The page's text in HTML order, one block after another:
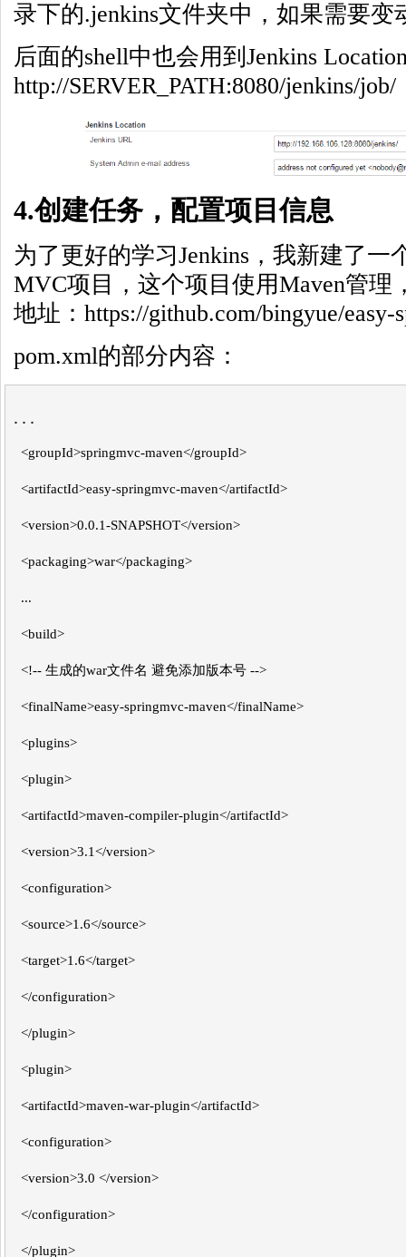
录下的.jenkins文件夹中，如果需要变
后面的shell中也会用到Jenkins
http://SERVER_PATH:8080/jenkins/job/
4.创建任务，配置项目信息
为了更好的学习Jenkins，我新建了一
MVC项目，这个项目使用Maven管理
地址：https://github.com/bingyue/easy-
pom.xml的部分内容：
...
<groupId>springmvc-maven</groupId>
<artifactId>easy-springmvc-maven</artifactId>
<version>0.0.1-SNAPSHOT</version>
<packaging>war</packaging>
...
<build>
<!-- 生成的war文件名 避免添加版本号 -->
<finalName>easy-springmvc-maven</finalName>
<plugins>
<plugin>
<artifactId>maven-compiler-plugin</artifactId>
<version>3.1</version>
<configuration>
<source>1.6</source>
<target>1.6</target>
</configuration>
</plugin>
<plugin>
<artifactId>maven-war-plugin</artifactId>
<configuration>
<version>3.0 </version>
</configuration>
</plugin>